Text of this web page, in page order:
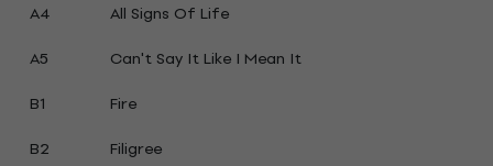
A4
All Signs Of Life
A5
Can't Say It Like I Mean It
B1
Fire
B2
Filigree